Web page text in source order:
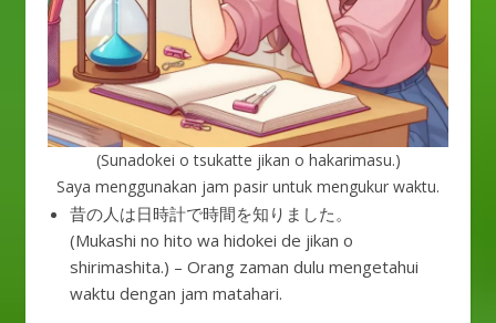
(Sunadokei o tsukatte jikan o hakarimasu.)
Saya menggunakan jam pasir untuk mengukur waktu.
昔の人は日時計で時間を知りました。
(Mukashi no hito wa hidokei de jikan o
shirimashita.) – Orang zaman dulu mengetahui
waktu dengan jam matahari.